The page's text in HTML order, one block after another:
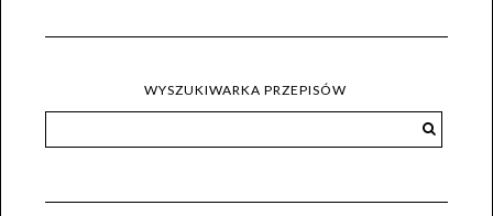
WYSZUKIWARKA PRZEPISÓW